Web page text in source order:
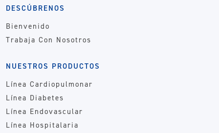
DESCÚBRENOS
Bienvenido
Trabaja Con Nosotros
NUESTROS PRODUCTOS
Línea Cardiopulmonar
Línea Diabetes
Línea Endovascular
Línea Hospitalaria